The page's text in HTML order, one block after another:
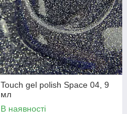
Touch gel polish Space 04, 9
мл
В наявності